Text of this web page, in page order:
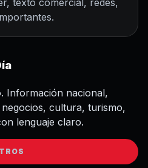
texto comercial, redes,
Información nacional,
cultura, turismo,
lenguaje claro.